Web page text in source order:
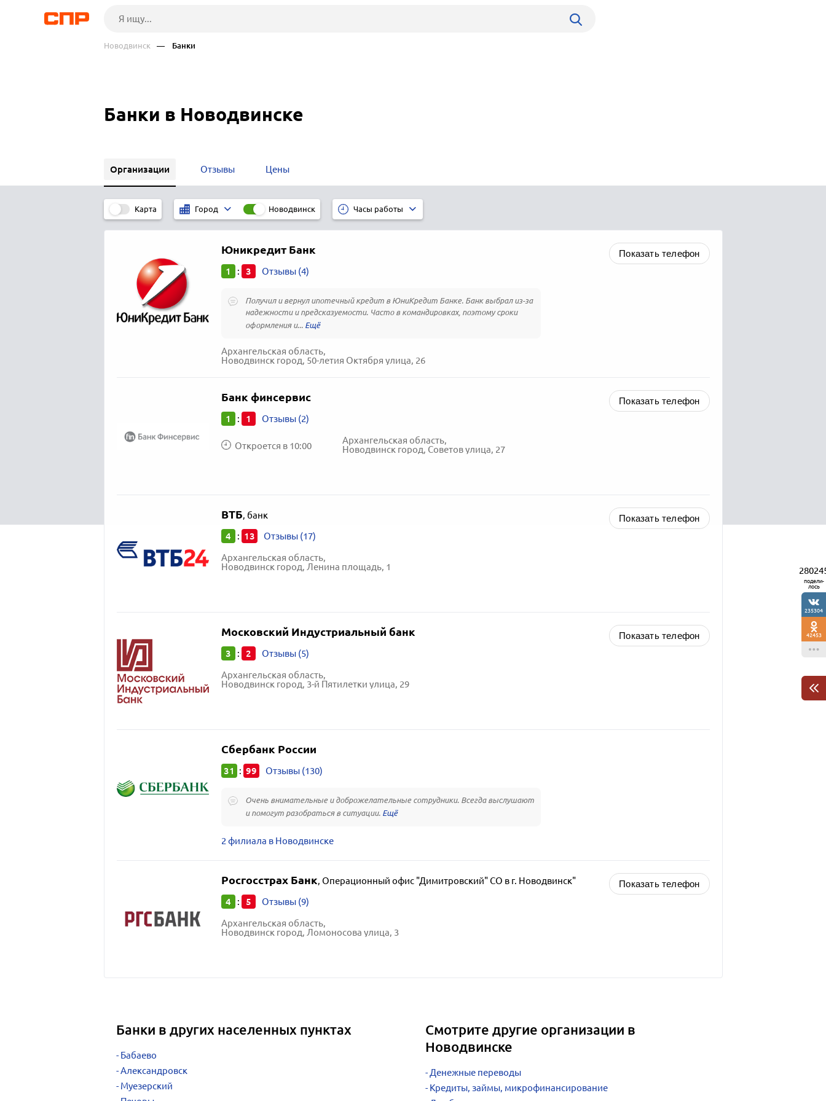
Новодвинск — Банки
Банки в Новодвинске
Организации Отзывы Цены
Карта Город Новодвинск Часы работы
Юникредит Банк
1 : 3 Отзывы (4)
Получил и вернул ипотечный кредит в ЮниКредит Банке. Банк выбрал из-за
надежности и предсказуемости. Часто в командировках, поэтому сроки
оформления и...
Архангельская область,
Новодвинск город, 50-летия Октября улица, 26
Показать телефон
Банк финсервис
1 : 1 Отзывы (2)
Откроется в 10:00
Архангельская область,
Новодвинск город, Советов улица, 27
Показать телефон
ВТБ, банк
4 : 13 Отзывы (17)
Архангельская область,
Новодвинск город, Ленина площадь, 1
Показать телефон
Московский Индустриальный банк
3 : 2 Отзывы (5)
Архангельская область,
Новодвинск город, 3-й Пятилетки улица, 29
Показать телефон
Сбербанк России
31 : 99 Отзывы (130)
Очень внимательные и доброжелательные сотрудники. Всегда выслушают
и помогут разобраться в ситуации.
2 филиала в Новодвинске
Росгосстрах Банк, Операционный офис "Димитровский" СО в г. Новодвинск"
4 : 5 Отзывы (9)
Архангельская область,
Новодвинск город, Ломоносова улица, 3
Показать телефон
Банки в других населенных пунктах
Бабаево
Александровск
Муезерский
Смотрите другие организации в
Новодвинске
Денежные переводы
Кредиты, займы, микрофинансирование
подели-
лось
235304
42453